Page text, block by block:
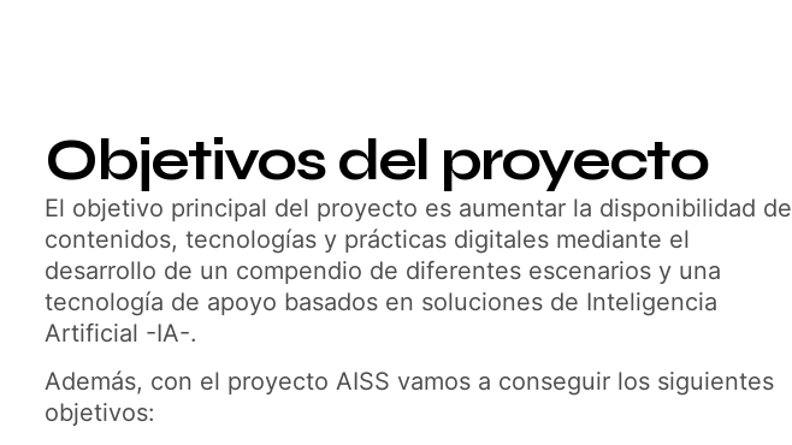
Objetivos del proyecto
El objetivo principal del proyecto es aumentar la disponibilidad de
contenidos, tecnologías y prácticas digitales mediante el
desarrollo de un compendio de diferentes escenarios y una
tecnología de apoyo basados en soluciones de Inteligencia
Artificial -IA-.
Además, con el proyecto AISS vamos a conseguir los siguientes
objetivos: